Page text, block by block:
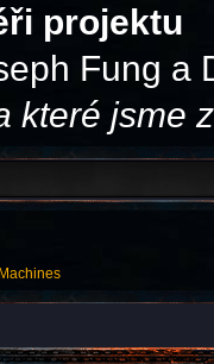
projektu
Fung a
které jsme